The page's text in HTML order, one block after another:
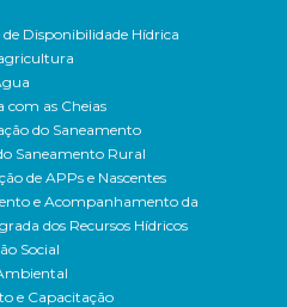
Disponibilidade Hídrica
com as Cheias
do Saneamento
Saneamento Rural
de APPs e Nascentes
e Acompanhamento da
dos Recursos Hídricos
Social
e Capacitação